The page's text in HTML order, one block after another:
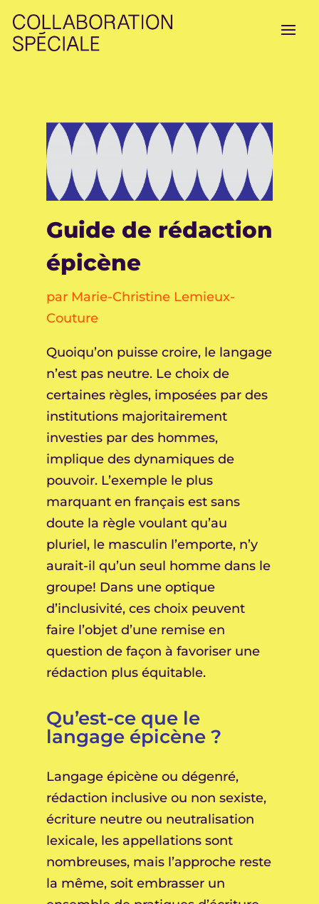
Guide de rédaction
épicène
par Marie-Christine Lemieux-
Couture
Quoiqu’on puisse croire, le langage
n’est pas neutre. Le choix de
certaines règles, imposées par des
institutions majoritairement
investies par des hommes,
implique des dynamiques de
pouvoir. L’exemple le plus
marquant en français est sans
doute la règle voulant qu’au
pluriel, le masculin l’emporte, n’y
aurait-il qu’un seul homme dans le
groupe! Dans une optique
d’inclusivité, ces choix peuvent
faire l’objet d’une remise en
question de façon à favoriser une
rédaction plus équitable.
Qu’est-ce que le
langage épicène ?
Langage épicène ou dégenré,
rédaction inclusive ou non sexiste,
écriture neutre ou neutralisation
lexicale, les appellations sont
nombreuses, mais l’approche reste
la même, soit embrasser un